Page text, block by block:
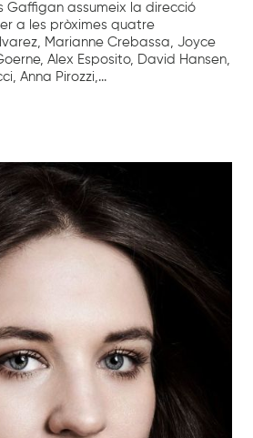
Gaffigan assumeix la direcció
a les pròximes quatre
Marianne Crebassa, Joyce
Alex Esposito, David Hansen,
Anna Pirozzi,...